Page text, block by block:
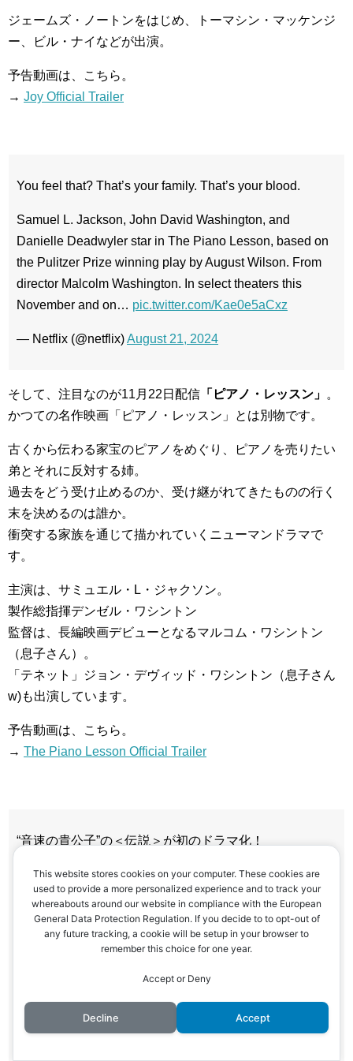
ジェームズ・ノートンをはじめ、トーマシン・マッケンジ
ー、ビル・ナイなどが出演。
予告動画は、こちら。
→ Joy Official Trailer
You feel that? That’s your family. That’s your blood.
Samuel L. Jackson, John David Washington, and
Danielle Deadwyler star in The Piano Lesson, based on
the Pulitzer Prize winning play by August Wilson. From
director Malcolm Washington. In select theaters this
November and on… pic.twitter.com/Kae0e5aCxz
— Netflix (@netflix)August 21, 2024
そして、注目なのが11月22日配信 「ピアノ・レッスン」 。
かつての名作映画「ピアノ・レッスン」とは別物です。
古くから伝わる家宝のピアノをめぐり、ピアノを売りたい
弟とそれに反対する姉。
過去をどう受け止めるのか、受け継がれてきたものの行く
末を決めるのは誰か。
衝突する家族を通じて描かれていくニューマンドラマで
す。
主演は、サミュエル・L・ジャクソン。
製作総指揮デンゼル・ワシントン
監督は、長編映画デビューとなるマルコム・ワシントン
（息子さん）。
「テネット」ジョン・デヴィッド・ワシントン（息子さん
w)も出演しています。
予告動画は、こちら。
→ The Piano Lesson Official Trailer
“音速の貴公子”の＜伝説＞が初のドラマ化！
11月29日より世界独占配信決定
まるでレースのような疾走感あふれる予告編も公開
伝説のF1ドライバーアイルトン・セナ( #ガブリエウ・レ
pic.twitter.com/NJ8ujjVC6y
— Netflix Japan | ネットフリックス (@NetflixJP)
October 29, 2024
This website stores cookies on your computer. These cookies are
used to provide a more personalized experience and to track your
whereabouts around our website in compliance with the European
General Data Protection Regulation. If you decide to to opt-out of
any future tracking, a cookie will be setup in your browser to
remember this choice for one year.
Accept or Deny
Decline Accept